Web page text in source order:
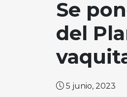
Se
del
5 junio, 2023